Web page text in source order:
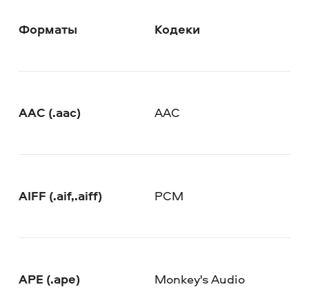
Форматы Кодеки
AAC (.aac) AAC
AIFF (.aif,.aiff) PCM
APE (.ape) Monkey's Audio